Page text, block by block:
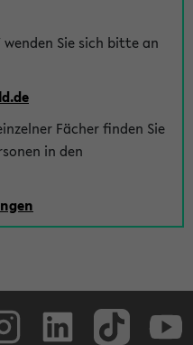
wenden Sie sich bitte an
Fächer finden Sie
in den